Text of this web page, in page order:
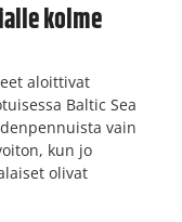
kolme
aloittivat
Baltic Sea
vain
kun jo
olivat